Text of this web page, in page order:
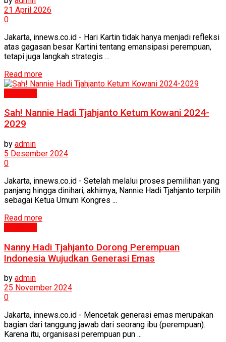
21 April 2026
0
Jakarta, innews.co.id - Hari Kartin tidak hanya menjadi refleksi
atas gagasan besar Kartini tentang emansipasi perempuan,
tetapi juga langkah strategis ...
Read more
Sah! Nannie Hadi Tjahjanto Ketum Kowani 2024-
2029
by admin
5 Desember 2024
0
Jakarta, innews.co.id - Setelah melalui proses pemilihan yang
panjang hingga dinihari, akhirnya, Nannie Hadi Tjahjanto terpilih
sebagai Ketua Umum Kongres ...
Read more
Nanny Hadi Tjahjanto Dorong Perempuan
Indonesia Wujudkan Generasi Emas
by admin
25 November 2024
0
Jakarta, innews.co.id - Mencetak generasi emas merupakan
bagian dari tanggung jawab dari seorang ibu (perempuan).
Karena itu, organisasi perempuan pun ...